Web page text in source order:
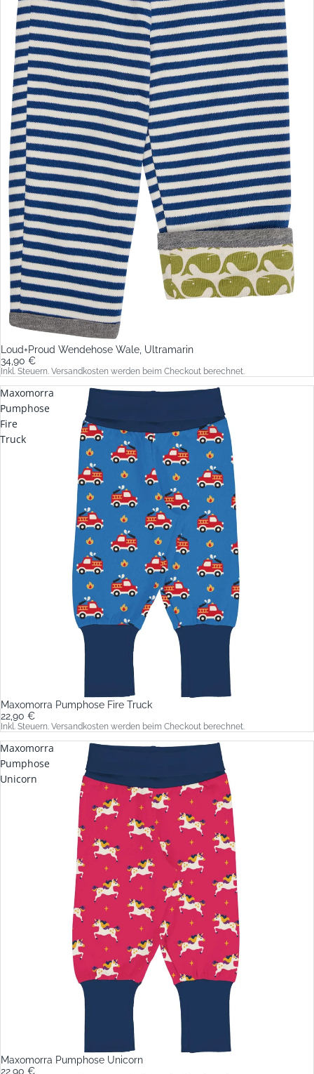
Loud+Proud Wendehose Wale, Ultramarin
34,90 €
Inkl. Steuern. Versandkosten werden beim Checkout berechnet.
Maxomorra
Pumphose
Fire
Truck
Maxomorra Pumphose Fire Truck
22,90 €
Inkl. Steuern. Versandkosten werden beim Checkout berechnet.
Maxomorra
Pumphose
Unicorn
Maxomorra Pumphose Unicorn
22,90 €